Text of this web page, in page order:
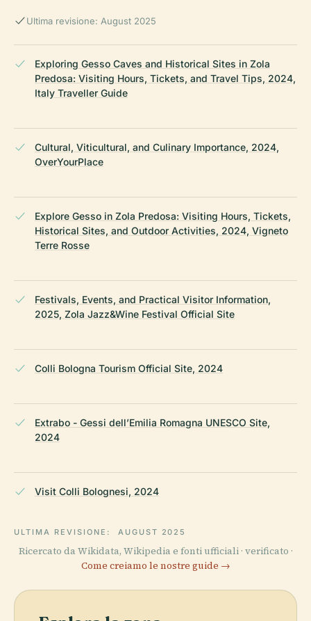
Ultima revisione: August 2025
Exploring Gesso Caves and Historical Sites in Zola
Predosa: Visiting Hours, Tickets, and Travel Tips, 2024,
Italy Traveller Guide
Cultural, Viticultural, and Culinary Importance, 2024,
OverYourPlace
Explore Gesso in Zola Predosa: Visiting Hours, Tickets,
Historical Sites, and Outdoor Activities, 2024, Vigneto
Terre Rosse
Festivals, Events, and Practical Visitor Information,
2025, Zola Jazz&Wine Festival Official Site
Colli Bologna Tourism Official Site, 2024
Extrabo - Gessi dell’Emilia Romagna UNESCO Site,
2024
Visit Colli Bolognesi, 2024
ULTIMA REVISIONE: AUGUST 2025
Ricercato da Wikidata, Wikipedia e fonti ufficiali · verificato ·
Come creiamo le nostre guide →